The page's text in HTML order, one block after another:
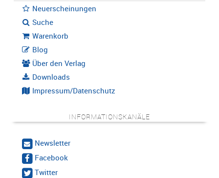
Neuerscheinungen
Suche
Warenkorb
Blog
Über den Verlag
Downloads
Impressum/Datenschutz
INFORMATIONSKANÄLE
Newsletter
Facebook
Twitter